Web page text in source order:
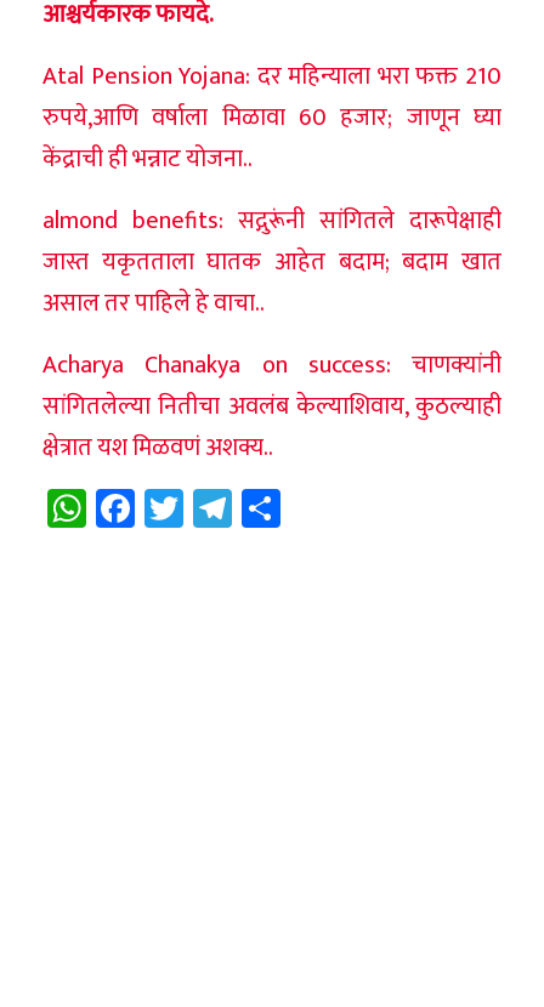
आश्चर्यकारक फायदे.
Atal Pension Yojana: दर महिन्याला भरा फक्त 210
रुपये,आणि वर्षाला मिळावा 60 हजार; जाणून घ्या
केंद्राची ही भन्नाट योजना..
almond benefits: सद्गुरूंनी सांगितले दारूपेक्षाही
जास्त यकृतताला घातक आहेत बदाम; बदाम खात
असाल तर पाहिले हे वाचा..
Acharya Chanakya on success: चाणक्यांनी
सांगितलेल्या नितीचा अवलंब केल्याशिवाय, कुठल्याही
क्षेत्रात यश मिळवणं अशक्य..
WhatsApp
Facebook
TwitterTelegram